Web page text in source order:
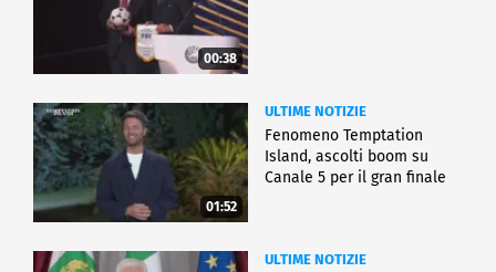
00:38
01:52
ULTIME NOTIZIE
Fenomeno Temptation
Island, ascolti boom su
Canale 5 per il gran finale
ULTIME NOTIZIE